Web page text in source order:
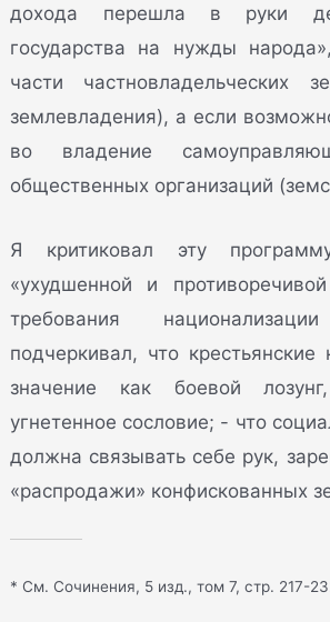
дохода перешла в руки
государства на нужды
части частновладельческих
землевладения), а если
во владение
общественных организаций
Я критиковал эту
«ухудшенной и
требования
подчеркивал, что
значение как боевой
угнетенное сословие; - что
должна связывать себе рук,
«распродажи» конфискованных
* См. Сочинения, 5 изд., том 7, стр. 217-